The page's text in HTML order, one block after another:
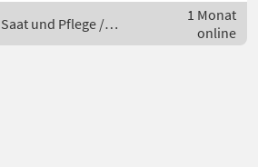
Unterlenkeranh. Kat.
Saat und Pflege /
Amazone
1 Monat
online